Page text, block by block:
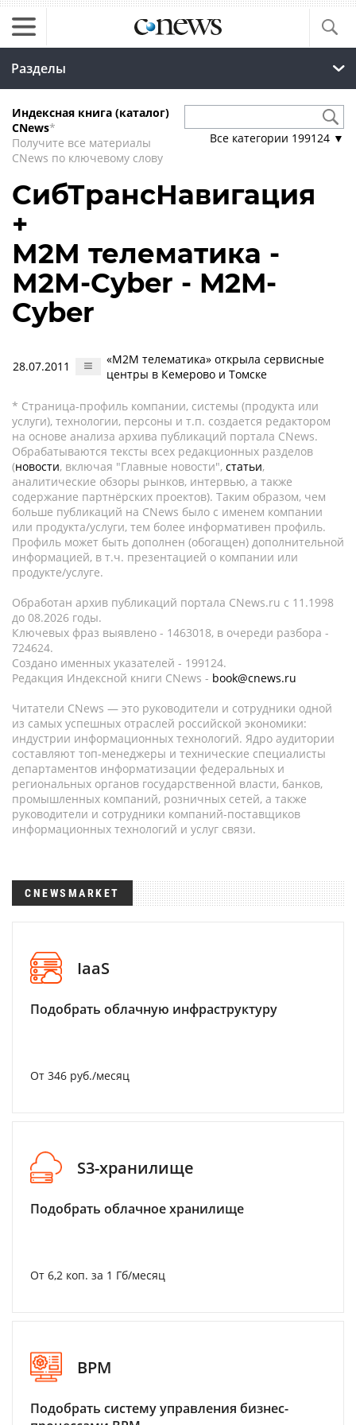
Разделы
Индексная книга (каталог)
CNews*
Получите все материалы
CNews по ключевому слову
Все категории 199124 ▼
СибТрансНавигация
+
М2М телематика -
М2М-Cyber - M2M-
Cyber
28.07.2011
«М2М телематика» открыла сервисные
центры в Кемерово и Томске
* Страница-профиль компании, системы (продукта или
услуги), технологии, персоны и т.п. создается редактором
на основе анализа архива публикаций портала CNews.
Обрабатываются тексты всех редакционных разделов
(новости, включая "Главные новости", статьи,
аналитические обзоры рынков, интервью, а также
содержание партнёрских проектов). Таким образом, чем
больше публикаций на CNews было с именем компании
или продукта/услуги, тем более информативен профиль.
Профиль может быть дополнен (обогащен) дополнительной
информацией, в т.ч. презентацией о компании или
продукте/услуге.
Обработан архив публикаций портала CNews.ru c 11.1998
до 08.2026 годы.
Ключевых фраз выявлено - 1463018, в очереди разбора -
724624.
Создано именных указателей - 199124.
Редакция Индексной книги CNews - book@cnews.ru
Читатели CNews — это руководители и сотрудники одной
из самых успешных отраслей российской экономики:
индустрии информационных технологий. Ядро аудитории
составляют топ-менеджеры и технические специалисты
департаментов информатизации федеральных и
региональных органов государственной власти, банков,
промышленных компаний, розничных сетей, а также
руководители и сотрудники компаний-поставщиков
информационных технологий и услуг связи.
CNEWSMARKET
IaaS
Подобрать облачную инфраструктуру
От 346 руб./месяц
S3-хранилище
Подобрать облачное хранилище
От 6,2 коп. за 1 Гб/месяц
BPM
Подобрать систему управления бизнес-